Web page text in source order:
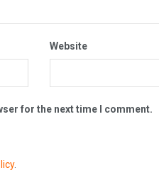
Website
for the next time I comment.
.